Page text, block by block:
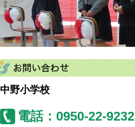
中野小学校
電話：0950-22-9232